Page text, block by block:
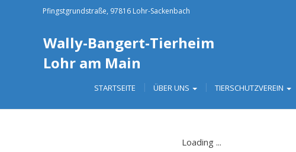
Pfingstgrundstraße, 97816 Lohr-Sackenbach
Wally-Bangert-Tierheim
Lohr am Main
STARTSEITE ÜBER UNS TIERSCHUTZVEREIN